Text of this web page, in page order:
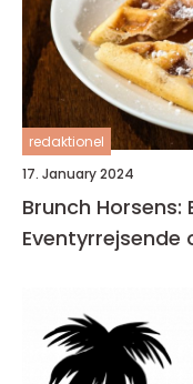
redaktionel
17. January 2024
Brunch Horsens:
Eventyrrejsende